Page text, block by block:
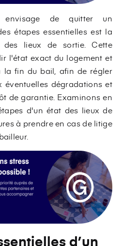
envisage de quitter un
étapes essentielles est la
lieux de sortie. Cette
l'état exact du logement et
la fin du bail, afin de régler
éventuelles dégradations et
de garantie. Examinons en
d'un état des lieux de
à prendre en cas de litige
d’un